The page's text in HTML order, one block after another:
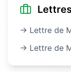
→ Lettre de
→ Lettre de